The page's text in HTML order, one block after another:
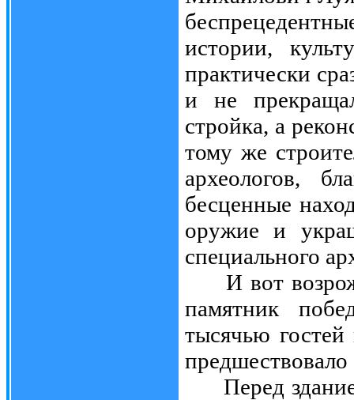
истории,
практически
и не
стройка, а
тому же
археологов,
бесценные
оружие и
специального
И вот
памятник
тысячью
предшествовало
Перед